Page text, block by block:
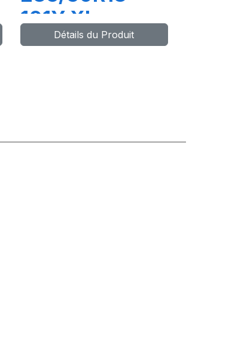
101Y XL
PRIMACY 5
Détails du Produit